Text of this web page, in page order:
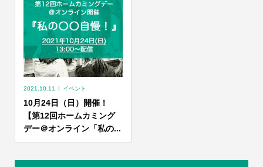
2021.10.11 イベント
10月24日（日）開催！
【第12回ホームカミング
デー＠オンライン「私の...